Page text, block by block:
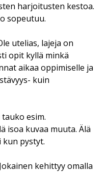
harjoitusten kestoa.
sopeutuu.
utelias, lajeja on
opit kyllä minkä
aikaa oppimiselle ja
kuin
esim.
isoa kuvaa muuta. Älä
pystyt.
kehittyy omalla